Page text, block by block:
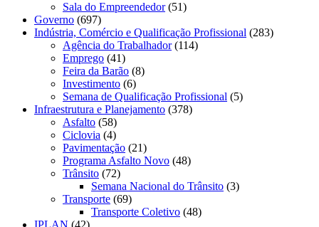
Sala do Empreendedor(51)
Governo (697)
Indústria, Comércio e Qualificação Profissional (283)
Agência do Trabalhador(114)
Emprego (41)
Feira da Barão (8)
Investimento (6)
Semana de Qualificação Profissional (5)
Infraestrutura e Planejamento (378)
Asfalto (58)
Ciclovia (4)
Pavimentação (21)
Programa Asfalto Novo (48)
Trânsito (72)
Semana Nacional do Trânsito (3)
Transporte (69)
Transporte Coletivo (48)
IPLAN (42)